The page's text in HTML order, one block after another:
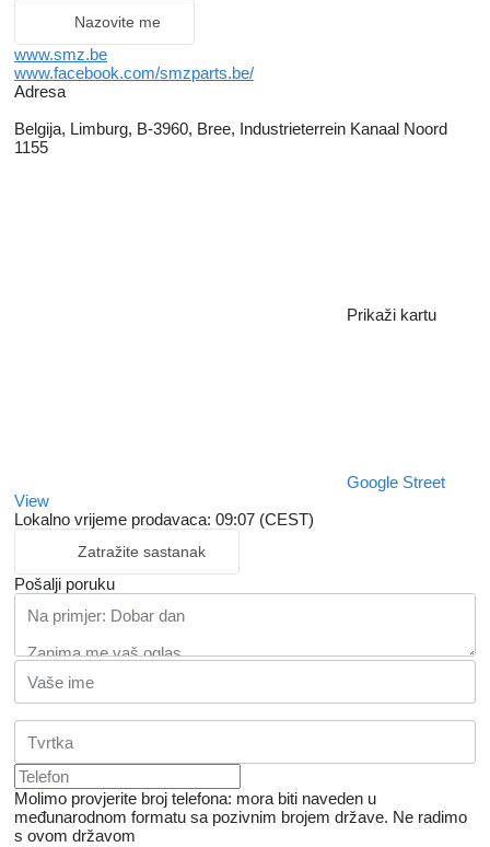
Nazovite me
www.smz.be
www.facebook.com/smzparts.be/
Adresa
Belgija, Limburg, B-3960, Bree, Industrieterrein Kanaal Noord
1155
Prikaži kartu
Google Street
View
Lokalno vrijeme prodavaca: 09:07 (CEST)
Zatražite sastanak
Pošalji poruku
Molimo provjerite broj telefona: mora biti naveden u
međunarodnom formatu sa pozivnim brojem države. Ne radimo
s ovom državom